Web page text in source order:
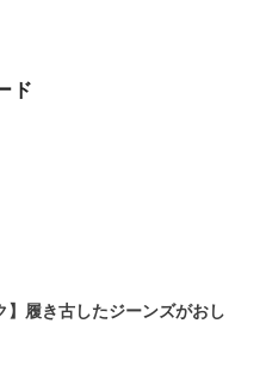
ド
】履き古したジーンズがおし